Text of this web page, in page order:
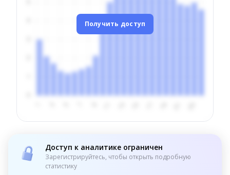
Получить доступ
Доступ к аналитике ограничен
Зарегистрируйтесь, чтобы открыть подробную
статистику